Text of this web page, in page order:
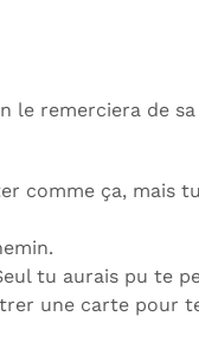
le remerciera de
comme ça, mais
tu aurais pu te
une carte pour